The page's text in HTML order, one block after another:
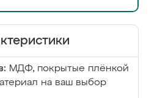
МДФ, покрытые плёнкой
на ваш выбор